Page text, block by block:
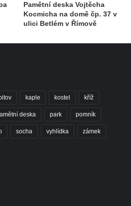
v Mělníku
Krombholce v
Kudrny na budově
na budově
na
Pamětní deska Vojtěcha
Kocmicha na domě čp. 37 v
ulici Betlém v Římově
kaple kostel kříž
deska park pomník
socha vyhlídka zámek